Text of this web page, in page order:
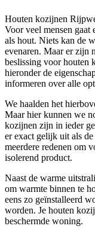
Houten kozijnen
Voor veel mensen gaat
als hout. Niets kan de
evenaren. Maar er zijn
beslissing voor houten
hieronder de
informeren over alle
We haalden het
Maar hier kunnen we
kozijnen zijn in ieder
er exact gelijk uit als
meerdere redenen om
isolerend product.
Naast de warme
om warmte binnen te
eens zo geïnstalleerd
worden. Je houten
beschermde woning.